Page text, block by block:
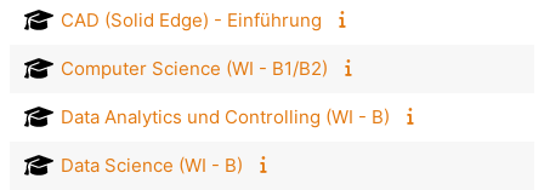
CAD (Solid Edge) - Einführung
Computer Science (WI - B1/B2)
Data Analytics und Controlling (WI - B)
Data Science (WI - B)